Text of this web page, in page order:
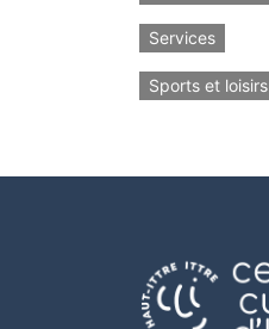
Services
Sports et loisirs